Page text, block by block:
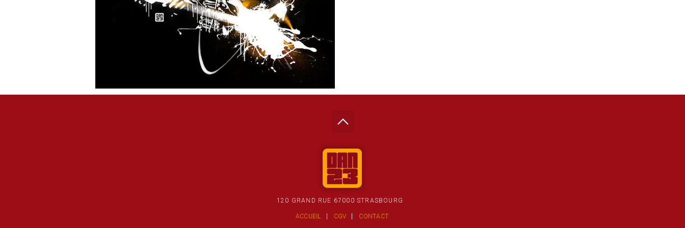
120 GRAND RUE 67000 STRASBOURG
ACCUEIL CGV CONTACT